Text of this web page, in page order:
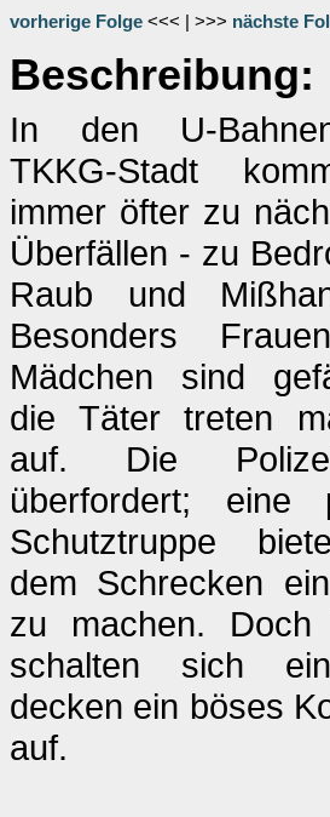
vorherige Folge <<< | >>> nächste
Beschreibung:
In den U-
TKKG-Stadt
immer öfter zu
Überfällen - zu
Raub und
Besonders
Mädchen sind
die Täter treten
auf. Die
überfordert; eine
Schutztruppe
dem Schrecken
zu machen. Doch
schalten sich
decken ein böses
auf.